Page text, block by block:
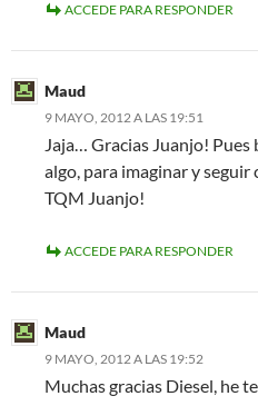
ACCEDE PARA RESPONDER
Maud
9 MAYO, 2012 A LAS 19:51
Jaja… Gracias Juanjo!
algo, para imaginar y
TQM Juanjo!
ACCEDE PARA RESPONDER
Maud
9 MAYO, 2012 A LAS 19:52
Muchas gracias Diesel, he